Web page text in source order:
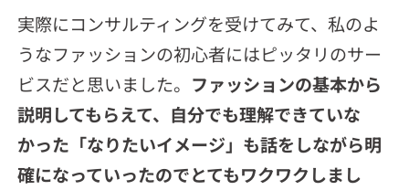
実際にコンサルティングを受けてみて、私のよ
うなファッションの初心者にはピッタリのサー
ビスだと思いました。 ファッションの基本から
説明してもらえて、自分でも理解できていな
かった「なりたいイメージ」も話をしながら明
確になっていったのでとてもワクワクしまし